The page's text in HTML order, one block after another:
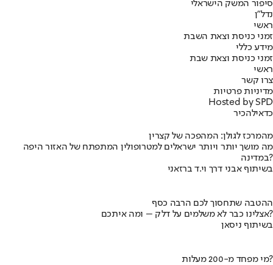
סיפור המשק הישראלי
נדל"ן
ראשי
זמני כניסת וצאת השבת
מידע כללי
זמני כניסת וצאת שבת
ראשי
צרו קשר
מדיניות פרטיות
Hosted by SPD
כדאילהכיר
מהמרכז לגולן: המהפכה של קצרין
מה מושך יותר ויותר ישראלים למטרופולין המתפתח של האזור היפה
במדינה?
בשיתוף אבני דרך וי.ד ברזאני
ההטבה שתחסוך לכם הרבה כסף
אצלינו כבר לא משלמים על דלק – ומה איתכם?
בשיתוף ניסאן
מי מפחד מ-200 מעלות?